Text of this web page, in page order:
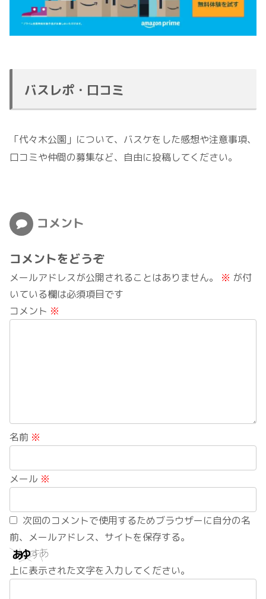
バスレポ・口コミ
「代々木公園」について、バスケをした感想や注意事項、
口コミや仲間の募集など、自由に投稿してください。
コメント
コメントをどうぞ
メールアドレスが公開されることはありません。 ※ が付
いている欄は必須項目です
コメント ※
名前 ※
メール ※
次回のコメントで使用するためブラウザーに自分の名
前、メールアドレス、サイトを保存する。
上に表示された文字を入力してください。